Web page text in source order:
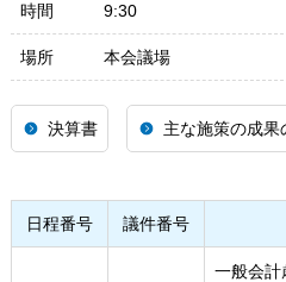
時間 9:30
場所 本会議場
決算書 主な施策の成果
日程番号 議件番号
一般会